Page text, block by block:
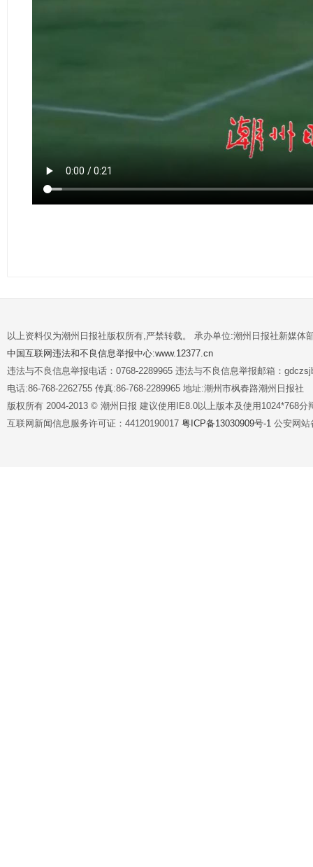
以上资料仅为潮州日报社版权所有,严禁转载。 承办单位:潮州日报社新媒体
中国互联网违法和不良信息举报中心:www.12377.cn
违法与不良信息举报电话：0768-2289965 违法与不良信息举报邮箱：
电话:86-768-2262755 传真:86-768-2289965 地址:潮州市枫春路潮州日报社
版权所有 2004-2013 © 潮州日报 建议使用IE8.0以上版本及使用1024*768分
互联网新闻信息服务许可证：44120190017 粤ICP备13030909号-1 公安网站